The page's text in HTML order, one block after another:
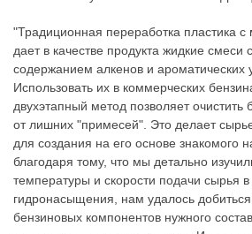
"Традиционная переработка пластика
дает в качестве продукта жидкие смеси
содержанием алкенов и ароматических
Использовать их в коммерческих
двухэтапный метод позволяет
от лишних "примесей". Это делает
для создания на его основе знакомого
благодаря тому, что мы детально
температуры и скорости подачи сырья
гидронасыщения, нам удалось
бензиновых компонентов нужного